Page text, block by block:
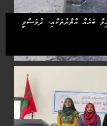
ބައެއް އާޘާރުތަކާއި، ދުވަސްވީ